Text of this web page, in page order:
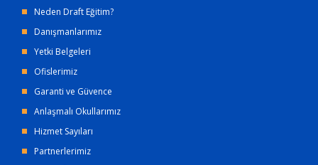
Neden Draft Eğitim?
Danışmanlarımız
Yetki Belgeleri
Ofislerimiz
Garanti ve Güvence
Anlaşmalı Okullarımız
Hizmet Sayıları
Partnerlerimiz